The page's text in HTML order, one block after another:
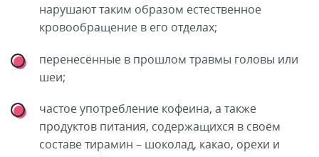
нарушают таким образом естественное
кровообращение в его отделах;
перенесённые в прошлом травмы головы или
шеи;
частое употребление кофеина, а также
продуктов питания, содержащихся в своём
составе тирамин – шоколад, какао, орехи и